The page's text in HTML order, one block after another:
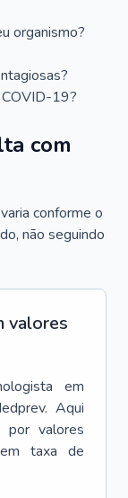
organismo?
19?
com
conforme o
não seguindo
valores
em
Aqui
por valores
taxa de